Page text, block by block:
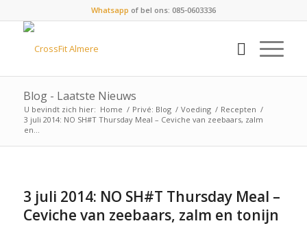
Whatsapp of bel ons: 085-0603336
Blog - Laatste Nieuws
U bevindt zich hier: Home / Privé: Blog / Voeding / Recepten /
3 juli 2014: NO SH#T Thursday Meal – Ceviche van zeebaars, zalm
en...
3 juli 2014: NO SH#T Thursday Meal –
Ceviche van zeebaars, zalm en tonijn